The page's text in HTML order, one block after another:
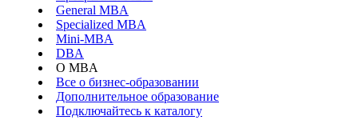
General MBA
Specialized MBA
Mini-MBA
DBA
О MBA
Все о бизнес-образовании
Дополнительное образование
Подключайтесь к каталогу